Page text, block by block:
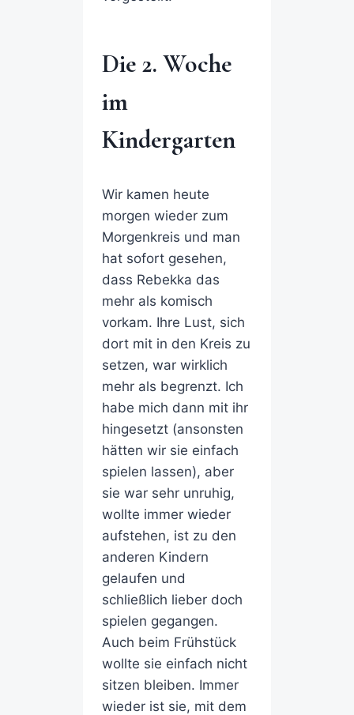
Die 2. Woche
im
Kindergarten
Wir kamen heute
morgen wieder zum
Morgenkreis und man
hat sofort gesehen,
dass Rebekka das
mehr als komisch
vorkam. Ihre Lust, sich
dort mit in den Kreis zu
setzen, war wirklich
mehr als begrenzt. Ich
habe mich dann mit ihr
hingesetzt (ansonsten
hätten wir sie einfach
spielen lassen), aber
sie war sehr unruhig,
wollte immer wieder
aufstehen, ist zu den
anderen Kindern
gelaufen und
schließlich lieber doch
spielen gegangen.
Auch beim Frühstück
wollte sie einfach nicht
sitzen bleiben. Immer
wieder ist sie, mit dem